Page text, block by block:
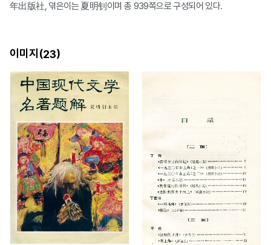
年出版社, 엮은이는 夏明钊이며 총 939쪽으로 구성되어 있다.
이미지(23)